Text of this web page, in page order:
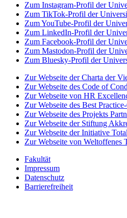
Zum Instagram-Profil der
Zum TikTok-Profil der
Zum YouTube-Profil der
Zum LinkedIn-Profil der
Zum Facebook-Profil der
Zum Mastodon-Profil der
Zum Bluesky-Profil der
Zur Webseite der Charta der
Zur Webseite des Code of
Zur Webseite von HR
Zur Webseite des Best
Zur Webseite des Projekts
Zur Webseite der Stiftung
Zur Webseite der Initiative
Zur Webseite von Weltoffenes
Fakultät
Impressum
Datenschutz
Barrierefreiheit